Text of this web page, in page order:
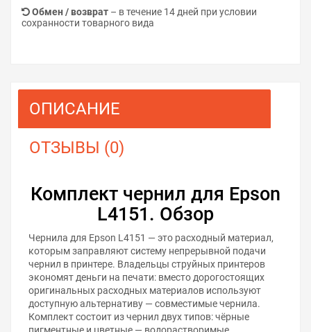
Обмен / возврат – в течение 14 дней при условии
сохранности товарного вида
ОПИСАНИЕ
ОТЗЫВЫ (0)
Комплект чернил для Epson
L4151. Обзор
Чернила для Epson L4151 — это расходный материал,
которым заправляют систему непрерывной подачи
чернил в принтере. Владельцы струйных принтеров
экономят деньги на печати: вместо дорогостоящих
оригинальных расходных материалов используют
доступную альтернативу — совместимые чернила.
Комплект состоит из чернил двух типов: чёрные
пигментные и цветные — водорастворимые.